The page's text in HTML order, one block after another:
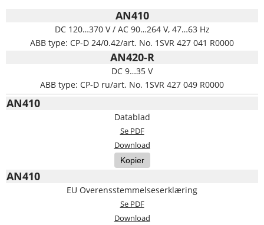
AN410
DC 120…370 V / AC 90…264 V, 47…63 Hz
ABB type: CP-D 24/0.42/art. No. 1SVR 427 041 R0000
AN420-R
DC 9…35 V
ABB type: CP-D ru/art. No. 1SVR 427 049 R0000
AN410
Datablad
Se PDF
Download
Kopier
AN410
EU Overensstemmelseserklæring
Se PDF
Download